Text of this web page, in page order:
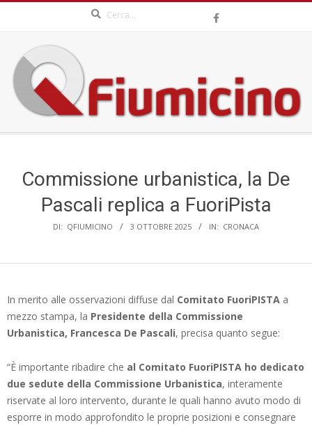
content
QFIUMICINO.COM
MenuCommissione urbanistica, la De
Pascali replica a FuoriPista
DI: QFIUMICINO 3 OTTOBRE 2025 IN: CRONACA
In merito alle osservazioni diffuse dal Comitato FuoriPISTA a
mezzo stampa, la Presidente della Commissione
Urbanistica, Francesca De Pascali, precisa quanto segue:
“È importante ribadire che al Comitato FuoriPISTA ho dedicato
due sedute della Commissione Urbanistica, interamente
riservate al loro intervento, durante le quali hanno avuto modo di
esporre in modo approfondito le proprie posizioni e consegnare